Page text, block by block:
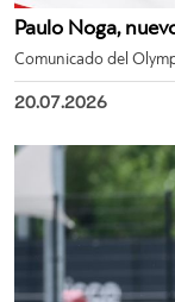
Paulo Noga,
Comunicado del
20.07.2026